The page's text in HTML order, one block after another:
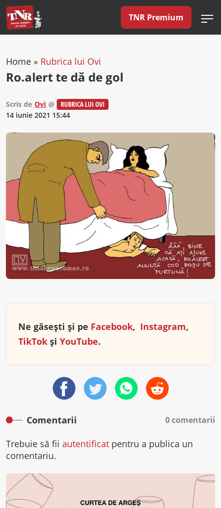
TNR Premium
Home » Rubrica lui Ovi
Ro.alert te dă de gol
Scris de Ovi @
RUBRICA LUI OVI
14 iunie 2021 15:44
Ne găsești și pe Facebook, Instagram,
TikTok și YouTube.
Comentarii 0 comentarii
Trebuie să fii autentificat pentru a publica un
comentariu.